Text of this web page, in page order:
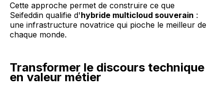
Cette approche permet de construire ce que
Seifeddin qualifie d'hybride multicloud souverain :
une infrastructure novatrice qui pioche le meilleur de
chaque monde.
Transformer le discours technique
en valeur métier